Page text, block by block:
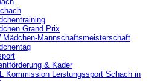
Grand Prix
Mädchen-Mannschaftsmeisterschaft
& Kader
Kommission Leistungssport Schach in